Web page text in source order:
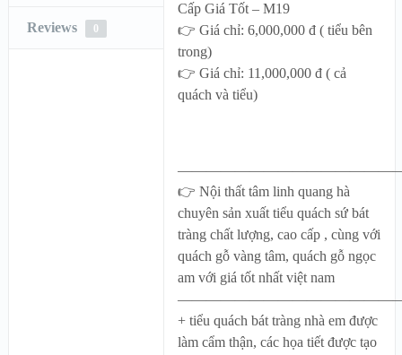
Reviews 0
Cấp Giá Tốt – M19
👉 Giá chỉ: 6,000,000 đ ( tiểu bên
trong)
👉 Giá chỉ: 11,000,000 đ ( cả
quách và tiểu)
👉 Nội thất tâm linh quang hà
chuyên sản xuất tiểu quách sứ bát
tràng chất lượng, cao cấp , cùng với
quách gỗ vàng tâm, quách gỗ ngọc
am với giá tốt nhất việt nam
+ tiểu quách bát tràng nhà em được
làm cẩm thận, các họa tiết được tạo